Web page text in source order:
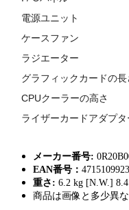
電源ユニット
ケースファン
ラジエーター
グラフィックカードの長
CPUクーラーの高さ
ライザーカードアダプタ
メーカー番号:
EAN番号：
重さ: 6.2 kg [N.W.]
商品は画像と多少異